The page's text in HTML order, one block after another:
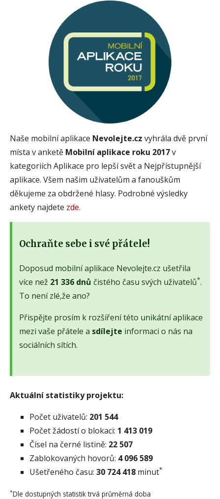
Naše mobilní aplikace Nevolejte.cz vyhrála dvě první
místa v anketě Mobilní aplikace roku 2017v
kategoriích Aplikace pro lepší svět a Nejpřístupnější
aplikace. Všem našim uživatelům a fanouškům
děkujeme za obdržené hlasy. Podrobné výsledky
ankety najdete zde.
Ochraňte sebe i své přátele!
Doposud mobilní aplikace Nevolejte.cz ušetřila
více než 21 336 dnů čistého času svých uživatelů*.
To není zlé,že ano?
Přispějte prosím k rozšíření této unikátní aplikace
mezi vaše přátele a sdílejte informaci o nás na
sociálních sítích.
Aktuální statistiky projektu:
Počet uživatelů: 201 544
Počet žádostí o blokaci: 1 413 019
Čísel na černé listině: 22 507
Zablokovaných hovorů: 4 096 589
Ušetřeného času: 30 724 418 minut*
*Dle dostupných statistik trvá průměrná doba